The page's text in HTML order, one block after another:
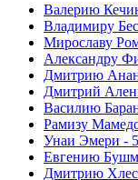
Валерию
Владимиру
Мирославу
Александру
Дмитрию
Дмитрий
Василию
Рамизу
Унаи Эмери -
Евгению
Дмитрию